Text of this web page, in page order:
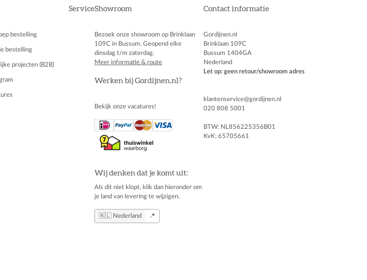
Showroom
Bezoek onze showroom op Brinklaan
109C in Bussum. Geopend elke
dinsdag t/m zaterdag.
Meer informatie & route
Werken bij Gordijnen.nl?
Bekijk onze vacatures!
Wij denken dat je komt uit:
Als dit niet klopt, klik dan hieronder om
je land van levering te wijzigen.
🇳🇱 Nederland 📍
Contact informatie
Gordijnen.nl
Brinklaan 109C
Bussum 1404GA
Nederland
Let op: geen retour/showroom adres
klantenservice@gordijnen.nl
020 808 5001
BTW: NL856225356B01
KvK: 65705661
Service
bestelling
bestelling
projecten (B2B)